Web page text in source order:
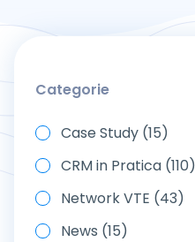
Categorie
Case Study (15)
CRM in Pratica (110)
Network VTE (43)
News (15)